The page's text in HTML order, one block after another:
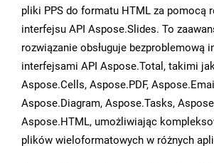
pliki PPS do formatu HTML za pomocą
interfejsu API Aspose.Slides. To
rozwiązanie obsługuje bezproblemową
interfejsami API Aspose.Total, takimi
Aspose.Cells, Aspose.PDF,
Aspose.Diagram, Aspose.Tasks,
Aspose.HTML, umożliwiając
plików wieloformatowych w różnych